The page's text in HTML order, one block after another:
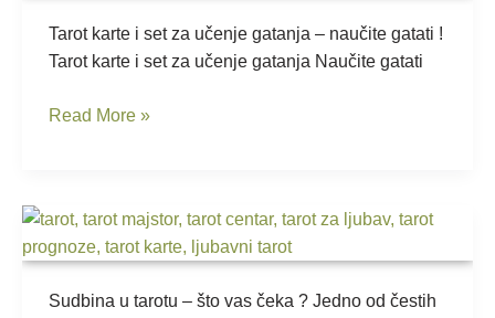
Tarot karte i set za učenje gatanja – naučite gatati !
Tarot karte i set za učenje gatanja Naučite gatati
–
kako
gatati
Read More »
Sudbina u tarotu – što vas čeka ? Jedno od čestih
Sudbina
u